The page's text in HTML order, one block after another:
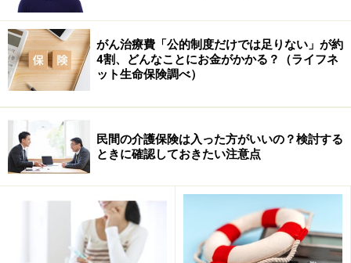
終身医療保険
30歳で加入した場合、80歳で死亡すると仮定したら保障
年と言えます。
終身医療保険の保険料払い込み期間は保険によって異な
り、終身払い（保険契約が続く限り支払う）、60歳まで
や70歳までなど一定年齢までの支払い、10年間、20年間
など一定期間支払いなどがあります。保障内容が全く同
じであれば、保険料の支払い期間が短いほど月々の保険
がん治療費「公的制度だけでは足りない」が約
4割、どんなことにお金がかかる？（ライフネ
ット生命保険調べ）
民間の介護保険は入った方がいいの？検討する
ときに確認しておきたい注意点